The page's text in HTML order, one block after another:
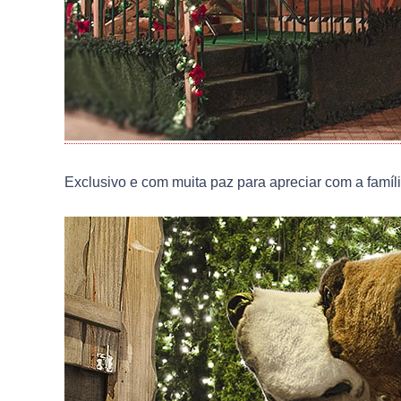
Exclusivo e com muita paz para apreciar com a